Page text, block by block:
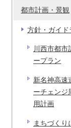
都市計画・景観
方針・ガイド
川西市都市
ープラン
新名神高速
ーチェンジ
用計画
まちづくり